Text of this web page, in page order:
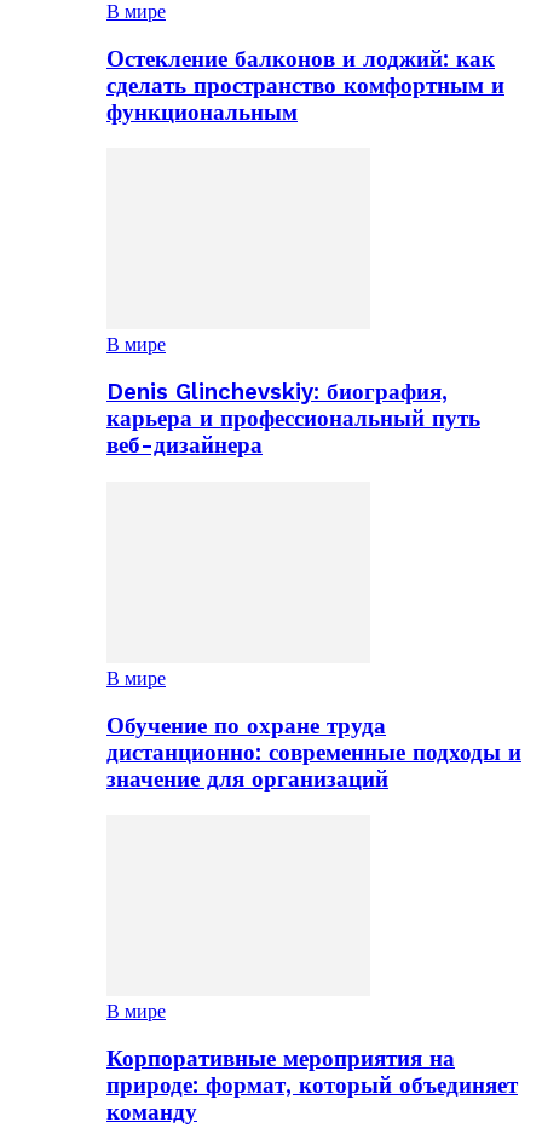
В мире
Остекление балконов и лоджий: как
сделать пространство комфортным и
функциональным
В мире
Denis Glinchevskiy: биография,
карьера и профессиональный путь
веб-дизайнера
В мире
Обучение по охране труда
дистанционно: современные подходы и
значение для организаций
В мире
Корпоративные мероприятия на
природе: формат, который объединяет
команду